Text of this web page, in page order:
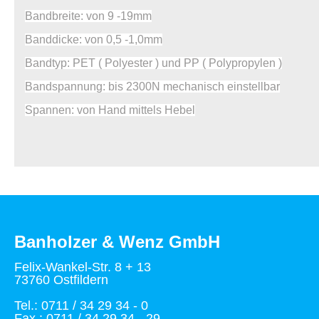
Bandbreite: von 9 -19mm
Banddicke: von 0,5 -1,0mm
Bandtyp: PET ( Polyester ) und PP ( Polypropylen )
Bandspannung: bis 2300N mechanisch einstellbar
Spannen: von Hand mittels Hebel
Banholzer & Wenz GmbH
Felix-Wankel-Str. 8 + 13
73760 Ostfildern
Tel.: 0711 / 34 29 34 - 0